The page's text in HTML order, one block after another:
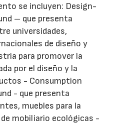
se incluyen: Design-
– que presenta
universidades,
de diseño y
para promover la
por el diseño y la
- Consumption
- que presenta
muebles para la
mobiliario ecológicas -